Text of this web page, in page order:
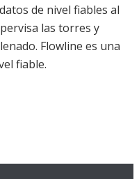
de nivel fiables al
las torres y
Flowline es una
fiable.